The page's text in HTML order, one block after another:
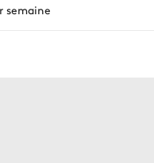
semaine